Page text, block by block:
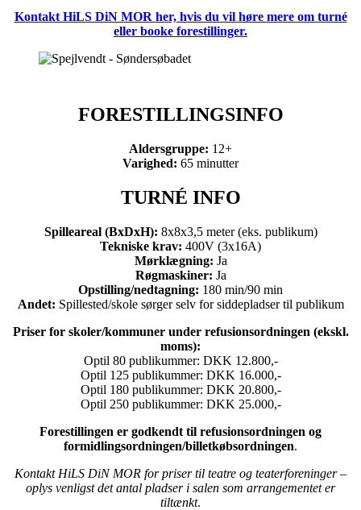
Kontakt HiLS DiN MOR her, hvis du vil høre mere om turné
eller booke forestillinger.
FORESTILLINGSINFO
Aldersgruppe: 12+
Varighed: 65 minutter
TURNÉ INFO
Spilleareal (BxDxH): 8x8x3,5 meter (eks. publikum)
Tekniske krav: 400V (3x16A)
Mørklægning: Ja
Røgmaskiner: Ja
Opstilling/nedtagning: 180 min/90 min
Andet: Spillested/skole sørger selv for siddepladser til publikum
Priser for skoler/kommuner under refusionsordningen (ekskl.
moms):
Optil 80 publikummer: DKK 12.800,-
Optil 125 publikummer: DKK 16.000,-
Optil 180 publikummer: DKK 20.800,-
Optil 250 publikummer: DKK 25.000,-
Forestillingen er godkendt til refusionsordningen og
formidlingsordningen/billetkøbsordningen.
Kontakt HiLS DiN MOR for priser til teatre og teaterforeninger –
oplys venligst det antal pladser i salen som arrangementet er
tiltænkt.